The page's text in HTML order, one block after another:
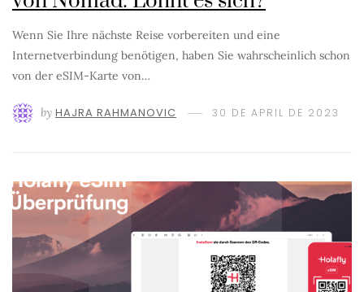
Wenn Sie Ihre nächste Reise vorbereiten und eine
Internetverbindung benötigen, haben Sie wahrscheinlich schon
von der eSIM-Karte von…
by HAJRA RAHMANOVIC 30 DE APRIL DE 2023